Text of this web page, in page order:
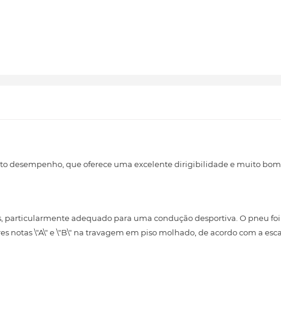
desempenho, que oferece uma excelente dirigibilidade e muito
particularmente adequado para uma condução desportiva. O pneu
notas \"A\" e \"B\" na travagem em piso molhado, de acordo com a